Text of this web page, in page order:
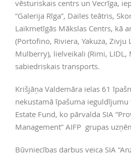
vēsturiskais centrs un Vecrīga,
“Galerija Rīga”, Dailes teātris,
Laikmetīgās Mākslas Centrs, kā
(Portofino, Riviera, Yakuza, Zivju
Mulberry), lielveikali (Rimi, LIDL,
sabiedriskais transports.
Krišjāņa Valdemāra ielas 61
nekustamā īpašuma ieguldījumu
Estate Fund, ko pārvalda SIA
Management” AIFP grupas
Būvniecības darbus veica SIA